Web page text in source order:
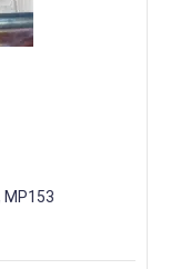
МР153